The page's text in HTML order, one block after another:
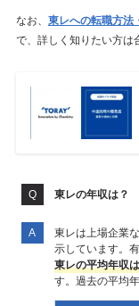
なお、 東レへの転職方法
で、詳しく知りたい方は
東レの年収は？
東レは上場企業
示しています。
東レの平均年収
す。過去の平均